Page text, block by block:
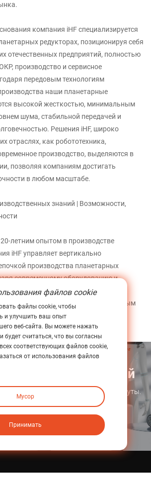
компания iHF специализируется
редукторах, позиционируя себя
отечественных предприятий, полностью
производство и сервисное
передовым технологиям
наши планетарные
высокой жесткостью, минимальным
шума, стабильной передачей и
Решения iHF, широко
отраслях, как робототехника,
производство, выделяются в
позволяя компаниям достигать
в любом масштабе.
знаний | Возможности,
летним опытом в производстве
iHF управляет вертикально
производства планетарных
современному оборудованию и
качества мы гарантируем
изделия самым высоким отраслевым
с нашей командой
консультацию за считанные минуты.
файлов cookie
файлы cookie, чтобы
и улучшить ваш опыт
веб-сайта. Вы можете нажать
будет считаться, что вы согласны
соответствующих файлов cookie,
от использования файлов
Мусор
Принимать